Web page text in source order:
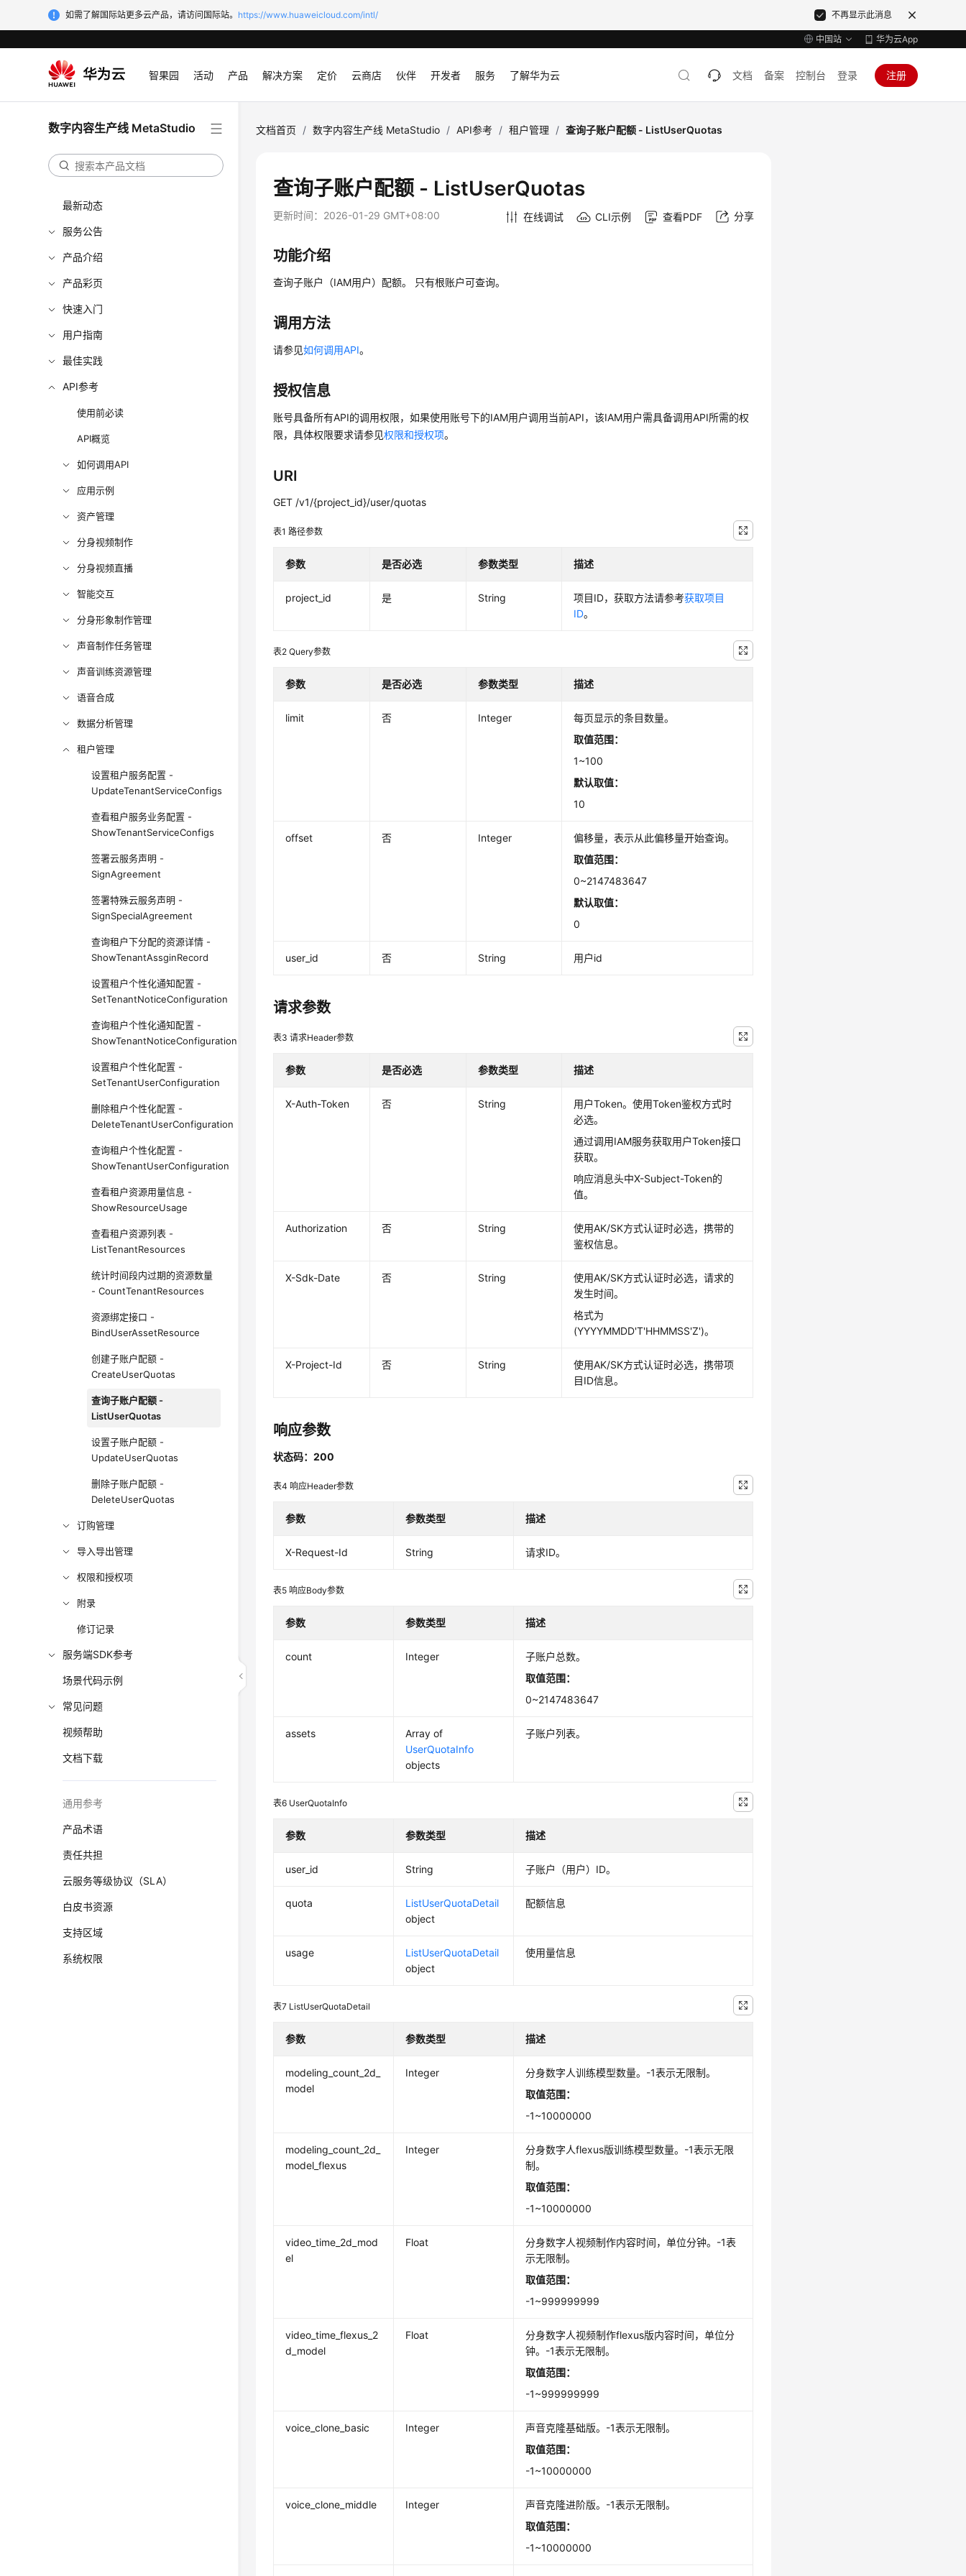
如需了解国际站更多云产品，请访问国际站。 https://www.huaweicloud.com/intl/ 不再显示此消息
中国站 华为云App
智果园 活动 产品 解决方案 定价 云商店 伙伴 开发者 服务 了解华为云 文档 备案 控制台 登录 注册
数字内容生产线 MetaStudio
最新动态
服务公告
产品介绍
产品彩页
快速入门
用户指南
最佳实践
API参考
使用前必读
API概览
如何调用API
应用示例
资产管理
分身视频制作
分身视频直播
智能交互
分身形象制作管理
声音制作任务管理
声音训练资源管理
语音合成
数据分析管理
租户管理
设置租户服务配置 -
UpdateTenantServiceConfigs
查看租户服务业务配置 -
ShowTenantServiceConfigs
签署云服务声明 -
SignAgreement
签署特殊云服务声明 -
SignSpecialAgreement
查询租户下分配的资源详情 -
ShowTenantAssginRecord
设置租户个性化通知配置 -
SetTenantNoticeConfiguration
查询租户个性化通知配置 -
ShowTenantNoticeConfiguration
设置租户个性化配置 -
SetTenantUserConfiguration
删除租户个性化配置 -
DeleteTenantUserConfiguration
查询租户个性化配置 -
ShowTenantUserConfiguration
查看租户资源用量信息 -
ShowResourceUsage
查看租户资源列表 -
ListTenantResources
统计时间段内过期的资源数量
- CountTenantResources
资源绑定接口 -
BindUserAssetResource
创建子账户配额 -
CreateUserQuotas
查询子账户配额 -
ListUserQuotas
设置子账户配额 -
UpdateUserQuotas
删除子账户配额 -
DeleteUserQuotas
订购管理
导入导出管理
权限和授权项
附录
修订记录
服务端SDK参考
场景代码示例
常见问题
视频帮助
文档下载
通用参考
产品术语
责任共担
云服务等级协议（SLA）
白皮书资源
支持区域
系统权限
文档首页 / 数字内容生产线 MetaStudio / API参考 / 租户管理 / 查询子账户配额 - ListUserQuotas
查询子账户配额 - ListUserQuotas
更新时间： 2026-01-29 GMT+08:00 在线调试 CLI示例 查看PDF 分享
功能介绍
查询子账户（IAM用户）配额。 只有根账户可查询。
调用方法
请参见如何调用API。
授权信息
账号具备所有API的调用权限，如果使用账号下的IAM用户调用当前API，该IAM用户需具备调用API所需的权
限，具体权限要求请参见权限和授权项。
URI
GET /v1/{project_id}/user/quotas
表1路径参数
参数 是否必选 参数类型 描述
project_id 是 String 项目ID，获取方法请参考获取项目
ID。
表2Query参数
参数 是否必选 参数类型 描述
limit 否 Integer
每页显示的条目数量。
取值范围：
1~100
默认取值：
10
offset 否 Integer
偏移量，表示从此偏移量开始查询。
取值范围：
0~2147483647
默认取值：
0
user_id 否 String 用户id
请求参数
表3请求Header参数
参数 是否必选 参数类型 描述
X-Auth-Token 否 String
用户Token。使用Token鉴权方式时
必选。
通过调用IAM服务获取用户Token接口
获取。
响应消息头中X-Subject-Token的
值。
Authorization 否 String
使用AK/SK方式认证时必选，携带的
鉴权信息。
X-Sdk-Date 否 String
使用AK/SK方式认证时必选，请求的
发生时间。
格式为
(YYYYMMDD'T'HHMMSS'Z')。
X-Project-Id 否 String
使用AK/SK方式认证时必选，携带项
目ID信息。
响应参数
状态码：200
表4响应Header参数
参数 参数类型 描述
X-Request-Id String 请求ID。
表5响应Body参数
参数 参数类型 描述
count Integer
子账户总数。
取值范围：
0~2147483647
assets
Array of
UserQuotaInfo
objects
子账户列表。
表6 UserQuotaInfo
参数 参数类型 描述
user_id String 子账户（用户）ID。
quota
ListUserQuotaDetail
object
配额信息
usage
ListUserQuotaDetail
object
使用量信息
表7 ListUserQuotaDetail
参数 参数类型 描述
modeling_count_2d_
model
Integer
分身数字人训练模型数量。-1表示无限制。
取值范围：
-1~10000000
modeling_count_2d_
model_flexus
Integer
分身数字人flexus版训练模型数量。-1表示无限
制。
取值范围：
-1~10000000
video_time_2d_mod
el
Float
分身数字人视频制作内容时间，单位分钟。-1表
示无限制。
取值范围：
-1~999999999
video_time_flexus_2
d_model
Float
分身数字人视频制作flexus版内容时间，单位分
钟。-1表示无限制。
取值范围：
-1~999999999
voice_clone_basic Integer
声音克隆基础版。-1表示无限制。
取值范围：
-1~10000000
voice_clone_middle Integer
声音克隆进阶版。-1表示无限制。
取值范围：
-1~10000000